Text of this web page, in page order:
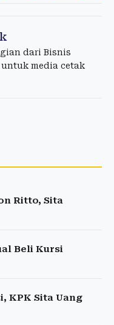
dari Bisnis
media cetak
Ritto, Sita
Beli Kursi
KPK Sita Uang